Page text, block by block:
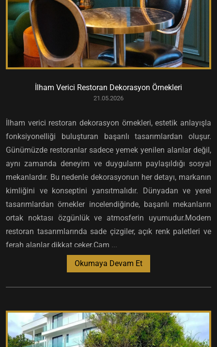
İlham Verici Restoran Dekorasyon Örnekleri
21.05.2026
İlham verici restoran dekorasyon örnekleri, estetik anlayışla
fonksiyonelliği buluşturan başarılı tasarımlardan oluşur.
Günümüzde restoranlar sadece yemek yenilen alanlar değil,
aynı zamanda deneyim ve duyguların paylaşıldığı sosyal
mekanlardır. Bu nedenle dekorasyonun her detayı, markanın
kimliğini ve konseptini yansıtmalıdır. Dünyadan ve yerel
tasarımlardan örnekler incelendiğinde, başarılı mekanların
ortak noktası özgünlük ve atmosferin uyumudur.Modern
restoran tasarımlarında sade çizgiler, açık renk paletleri ve
ferah alanlar dikkat çeker.Cam ...
Okumaya Devam Et